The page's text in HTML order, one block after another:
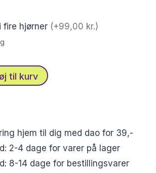
fire hjørner (+99,00 kr.)
til kurv
hjem til dig med dao for 39,-
2-4 dage for varer på lager
8-14 dage for bestillingsvarer